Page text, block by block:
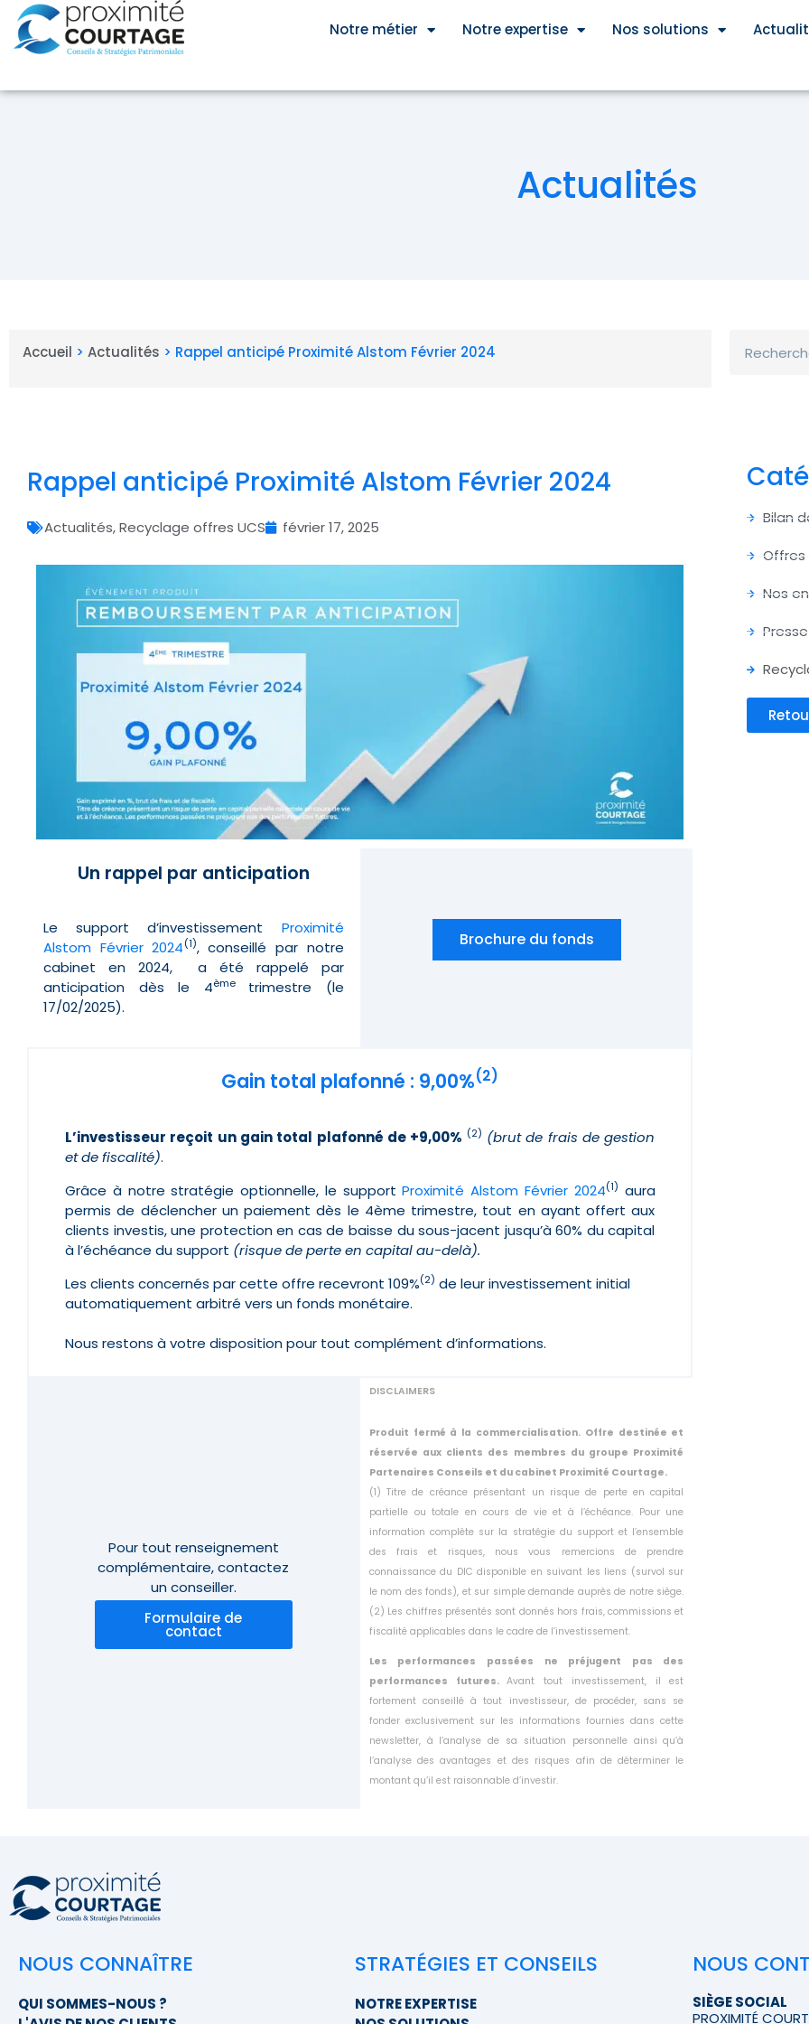
Aller
contenu
Notre métier Notre expertise Nos solutions
Actualités
Accueil > Actualités > Rappel anticipé Proximité Alstom Février 2024
Rappel anticipé Proximité Alstom Février 2024
Actualités,Recyclage offres UCS février 17, 2025
Un rappel par anticipation
Le support d’investissement Proximité
Alstom Février 2024(1), conseillé par notre
cabinet en 2024, a été rappelé par
anticipation dès le 4ème trimestre (le
17/02/2025).
Brochure du fonds
Gain total plafonné : 9,00%(2)
L’investisseur reçoit un gain total plafonné de +9,00% (2) (brut de frais de gestion
et de fiscalité).
Grâce à notre stratégie optionnelle, le supportProximité Alstom Février 2024(1) aura
permis de déclencher un paiement dès le 4ème trimestre, tout en ayant offert aux
clients investis, une protection en cas de baisse du sous-jacent jusqu’à 60% du capital
à l’échéance du support (risque de perte en capital au-delà).
Les clients concernés par cette offre recevront 109%(2) de leur investissement initial
automatiquement arbitré vers un fonds monétaire.
Nous restons à votre disposition pour tout complément d’informations.
Pour tout renseignement
complémentaire,contactez
un conseiller.
Formulaire de
contact
DISCLAIMERS
Produit fermé à la commercialisation. Offre destinée et
réservée aux clients des membres du groupe Proximité
Partenaires Conseils et du cabinet Proximité Courtage.
(1) Titre de créance présentant un risque de perte en capital
partielle outotale en cours de vie et à l’échéance. Pour une
information complète sur la stratégie du support et l’ensemble
des frais et risques, nous vous remercionsde prendre
connaissance du DIC disponible en suivant les liens (survol sur
le nom des fonds), et sur simple demande auprès de notre siège.
(2) Les chiffres présentés sont donnés hors frais, commissions et
fiscalité applicables dans le cadre de l’investissement.
Les performances passées ne préjugent pas des
performances futures.Avant tout investissement, il est
fortement conseillé à tout investisseur, de procéder, sans se
fonder exclusivement sur les informations fournies danscette
newsletter, à l’analyse de sa situation personnelle ainsi qu’à
l’analyse desavantages et des risques afin de déterminer le
montant qu’il est raisonnable d’investir.
Bilan
Nos
Presse
NOUS CONNAÎTRE
QUI SOMMES-NOUS ?
STRATÉGIES ET CONSEILS
NOTRE EXPERTISE
NOUS
SIÈGE SOCIAL
PROXIMITÉ